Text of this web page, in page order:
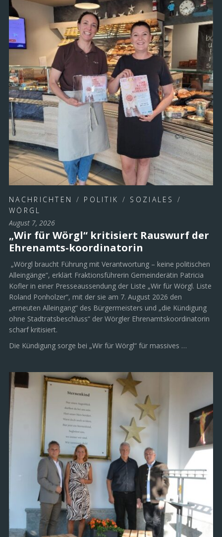
NACHRICHTEN / POLITIK / SOZIALES
/
WÖRGL
August 7, 2026
„Wir für Wörgl“ kritisiert Rauswurf der
Ehrenamts-koordinatorin
„Wörgl braucht Führung mit Verantwortung – keine politischen
Alleingänge“, erklärt Fraktionsführerin Gemeinderätin Patricia
Kofler in einer Presseaussendung der Liste „Wir für Wörgl. Liste
Roland Ponholzer“, mit der sie am 7. August 2026 den
„erneuten Alleingang“ des Bürgermeisters und „die Kündigung
ohne Stadtratsbeschluss“ der Wörgler Ehrenamtskoordinatorin
scharf kritisiert.
Die Kündigung sorge bei „Wir für Wörgl“ für massives …